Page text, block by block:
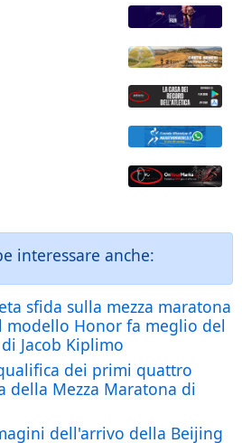
interessare anche:
sfida sulla mezza maratona
Honor fa meglio del
Jacob Kiplimo
dei primi quattro
della Mezza Maratona di
dell'arrivo della Beijing